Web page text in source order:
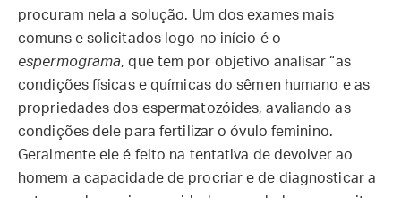
procuram nela a solução. Um dos exames mais
comuns e solicitados logo no início é o
espermograma, que tem por objetivo analisar “as
condições físicas e químicas do sêmen humano e as
propriedades dos espermatozóides, avaliando as
condições dele para fertilizar o óvulo feminino.
Geralmente ele é feito na tentativa de devolver ao
homem a capacidade de procriar e de diagnosticar a